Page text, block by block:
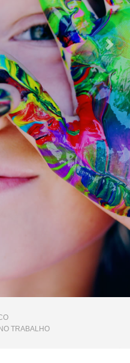
Next
TRABALHO